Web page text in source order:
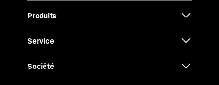
Produits
Service
Société